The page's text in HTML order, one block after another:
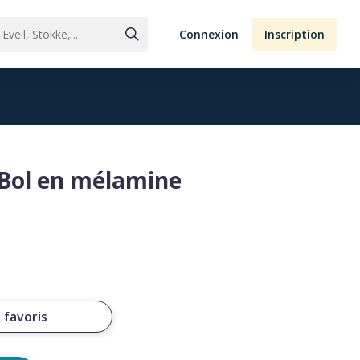
Connexion Inscription
en mélamine
favoris